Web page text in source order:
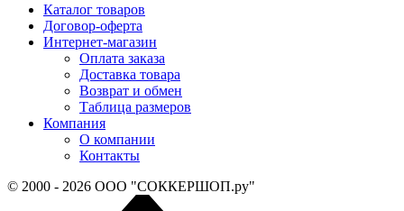
Каталог товаров
Договор-оферта
Интернет-магазин
Оплата заказа
Доставка товара
Возврат и обмен
Таблица размеров
Компания
О компании
Контакты
© 2000 - 2026 ООО "СОККЕРШОП.ру"